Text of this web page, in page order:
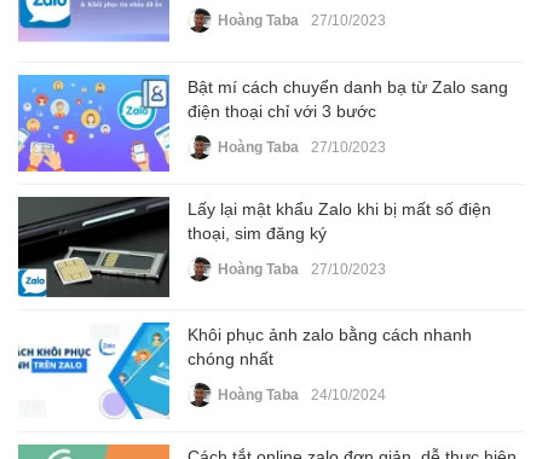
Hoàng Taba 27/10/2023
Bật mí cách chuyển danh bạ từ Zalo sang
điện thoại chỉ với 3 bước
Hoàng Taba 27/10/2023
Lấy lại mật khẩu Zalo khi bị mất số điện
thoại, sim đăng ký
Hoàng Taba 27/10/2023
Khôi phục ảnh zalo bằng cách nhanh
chóng nhất
Hoàng Taba 24/10/2024